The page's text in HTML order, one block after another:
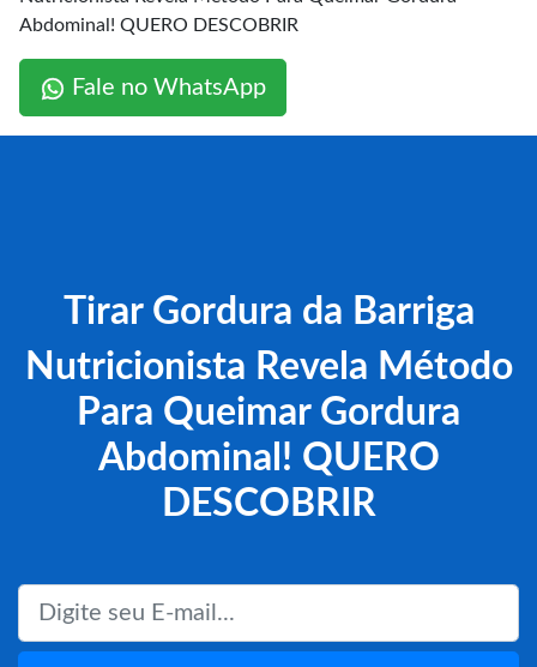
Abdominal! QUERO DESCOBRIR
Fale no WhatsApp
Tirar Gordura da Barriga
Nutricionista Revela Método
Para Queimar Gordura
Abdominal! QUERO
DESCOBRIR